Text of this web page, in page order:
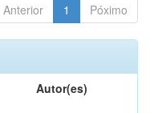
Anterior 1 Póximo
Autor(es)